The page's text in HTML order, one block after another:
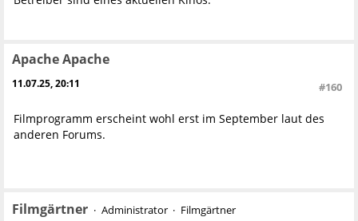
Apache Apache
11.07.25, 20:11 #160
Filmprogramm erscheint wohl erst im September laut des
anderen Forums.
Filmgärtner Administrator Filmgärtner